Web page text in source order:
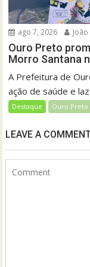
ago 7, 2026
Ouro Preto
Morro Santana
A Prefeitura de
ação de saúde e
Destaque Ouro Preto
LEAVE A